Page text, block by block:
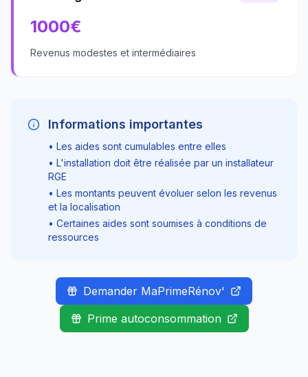
1000€
Revenus modestes et intermédiaires
Informations importantes
• Les aides sont cumulables entre elles
• L'installation doit être réalisée par un installateur
RGE
• Les montants peuvent évoluer selon les revenus
et la localisation
• Certaines aides sont soumises à conditions de
ressources
Demander MaPrimeRénov'
Prime autoconsommation